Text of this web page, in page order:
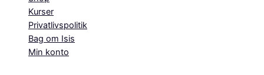
Kurser
Privatlivspolitik
Bag om Isis
Min konto